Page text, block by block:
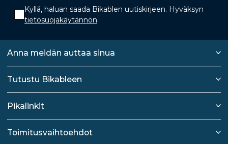
Kyllä, haluan saada Bikablen uutiskirjeen. Hyväksyn
tietosuojakäytännön.
Anna meidän auttaa sinua
Tutustu Bikableen
Pikalinkit
Toimitusvaihtoehdot